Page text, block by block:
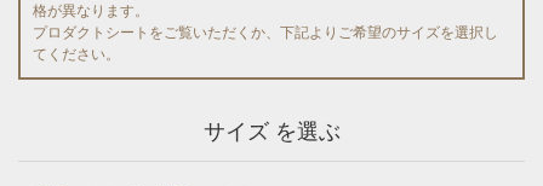
格が異なります。
プロダクトシートをご覧いただくか、下記よりご希望のサイズを選択し
てください。
サイズ を選ぶ